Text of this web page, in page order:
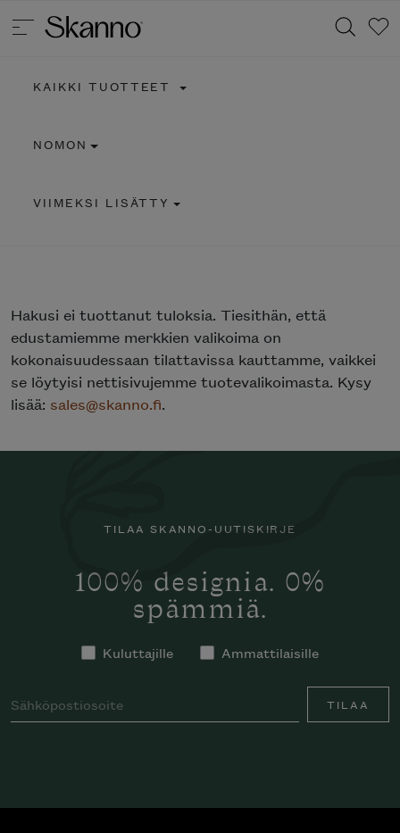
KAIKKI TUOTTEET
NOMON
VIIMEKSI LISÄTTY
Hakusi ei tuottanut tuloksia. Tiesithän, että
edustamiemme merkkien valikoima on
kokonaisuudessaan tilattavissa kauttamme, vaikkei
se löytyisi nettisivujemme tuotevalikoimasta. Kysy
lisää: sales@skanno.fi.
TILAA SKANNO-UUTISKIRJE
100% designia. 0%
spämmiä.
Kuluttajille Ammattilaisille
TILAA